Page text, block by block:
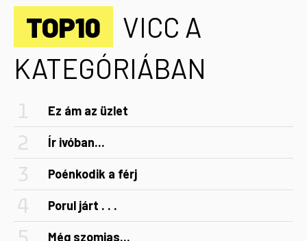
TOP10
VICC A
KATEGÓRIÁBAN
Ez ám az üzlet
Ír ivóban...
Poénkodik a férj
Porul járt . . .
Még szomjas...